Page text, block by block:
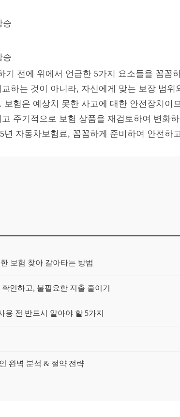
승
승
기 전에 위에서 언급한 5가지 요소들을 꼼꼼
하는 것이 아니라, 자신에게 맞는 보장 범위
험은 예상치 못한 사고에 대한 안전장치이
주기적으로 보험 상품을 재검토하여 변화
년 자동차보험료, 꼼꼼하게 준비하여 안전하
보험 찾아 갈아타는 방법
인하고, 불필요한 지출 줄이기
전 반드시 알아야 할 5가지
완벽 분석 & 절약 전략